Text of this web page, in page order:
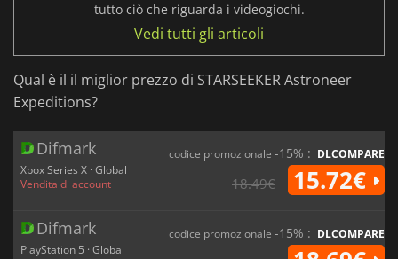
tutto ciò che riguarda i videogiochi.
Vedi tutti gli articoli
Qual è il il miglior prezzo di STARSEEKER Astroneer
Expeditions?
Difmark
Xbox Series X · Global
Vendita di account
codice promozionale -15% : DLCOMPARE
18.49€ 15.72€
Difmark
PlayStation 5 · Global
codice promozionale -15% : DLCOMPARE